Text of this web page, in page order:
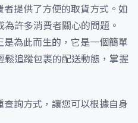
提供了方便的取貨方式。如
許多消費者關心的問題。
為此而生的，它是一個簡單
追蹤包裹的配送動態，掌握
詢方式，讓您可以根據自身